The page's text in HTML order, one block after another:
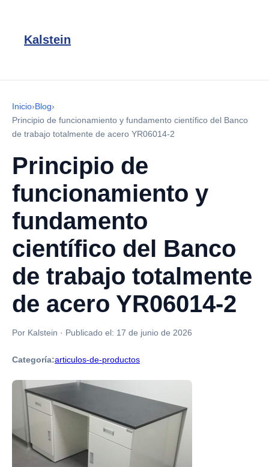
Kalstein
Inicio›Blog›
Principio de funcionamiento y fundamento científico del Banco
de trabajo totalmente de acero YR06014-2
Principio de
funcionamiento y
fundamento
científico del Banco
de trabajo totalmente
de acero YR06014-2
Por Kalstein · Publicado el: 17 de junio de 2026
Categoría:articulos-de-productos